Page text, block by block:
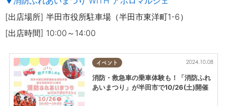
[出店場所] 半田市役所駐車場（半田市東洋町1-6）
[出店時間] 10:00～14:00
イベント 2024.10.08
消防・救急車の乗車体験も！「消防ふれ
あいまつり」が半田市で10/26(土)開催